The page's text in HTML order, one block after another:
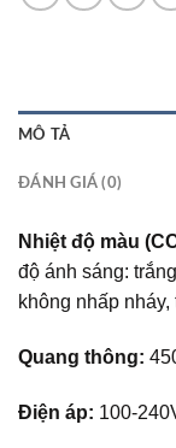
MÔ TẢ
ĐÁNH GIÁ (0)
Nhiệt độ màu
độ ánh sáng:
không nhấp
Quang thông:
Điện áp: 100-